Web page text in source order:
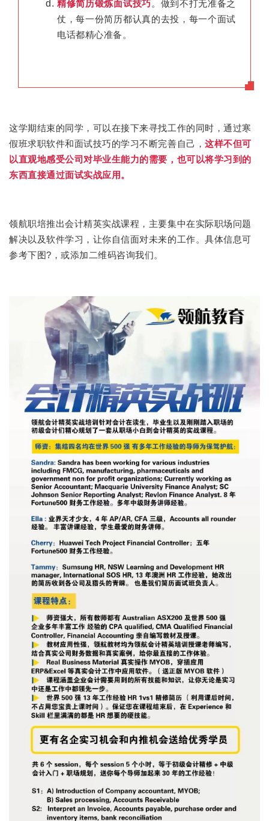
精修简历锻炼面试技巧。做到不打无准备之
仗，每一份简历都认真的去投，每一个面试
电话都精心准备。
这学期结束的同学，可以在接下来寻找工作的同时，通过寒
假班求职软件和面试技巧的学习不断完善自己，这样不但可
以直观地感受公司对毕业生能力的需要，也可以将学习到的
东西直接通过面试实战应用。
领航职培推出会计精英实战课程，主要集中在实际职场问题
解决以及软件学习，让你自信面对未来的工作。具体信息可
参考下图?，或添加二维码咨询我们。